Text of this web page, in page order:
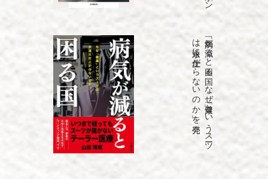
「病気が
減る
と
困る
国
な
ぜ
「健康」と
い
う
ス
ーツ
は
永遠に
仕上が
ら
な
い
の
か
」を
発売